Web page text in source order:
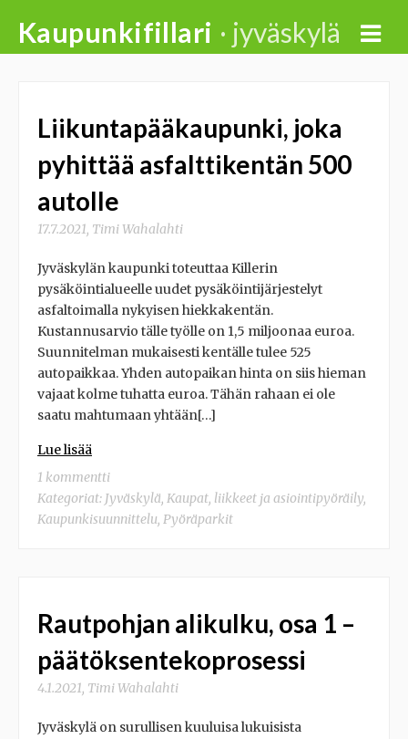
Kaupunkifillari · jyväskylä
Liikuntapääkaupunki, joka
pyhittää asfalttikentän 500
autolle
17.7.2021, Timi Wahalahti
Jyväskylän kaupunki toteuttaa Killerin
pysäköintialueelle uudet pysäköintijärjestelyt
asfaltoimalla nykyisen hiekkakentän.
Kustannusarvio tälle työlle on 1,5 miljoonaa euroa.
Suunnitelman mukaisesti kentälle tulee 525
autopaikkaa. Yhden autopaikan hinta on siis hieman
vajaat kolme tuhatta euroa. Tähän rahaan ei ole
saatu mahtumaan yhtään[…]
Lue lisää
1 kommentti
Kategoriat: Jyväskylä, Kaupat, liikkeet ja asiointipyöräily,
Kaupunkisuunnittelu, Pyöräparkit
Rautpohjan alikulku, osa 1 –
päätöksentekoprosessi
4.1.2021, Timi Wahalahti
Jyväskylä on surullisen kuuluisa lukuisista